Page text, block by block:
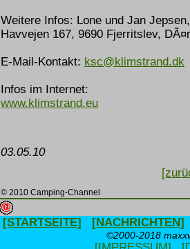
Weitere Infos: Lone und Jan
Havvejen 167, 9690 Fjerritslev,
E-Mail-Kontakt: ksc@klimstrand.dk
Infos im Internet:
www.klimstrand.eu
03.05.10
© 2010 Camping-Channel
[STARTSEITE] [NACHRICHTEN]
©2000-2018